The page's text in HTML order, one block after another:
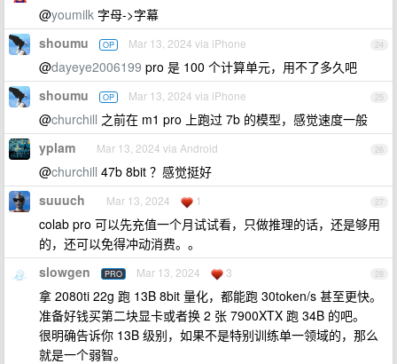
@youmilk 字母->字幕
24
shoumu OP Mar 13, 2024 via iPhone
@dayeye2006199 pro 是 100 个计算单元，用不了多久吧
25
shoumu OP Mar 13, 2024 via iPhone
@churchill 之前在 m1 pro 上跑过 7b 的模型，感觉速度一般
26
yplam Mar 13, 2024 via Android
@churchill 47b 8bit ？感觉挺好
27
suuuch Mar 13, 2024 1
colab pro 可以先充值一个月试试看，只做推理的话，还是够用
的，还可以免得冲动消费。。
28
slowgen PRO Mar 13, 2024 3
拿 2080ti 22g 跑 13B 8bit 量化，都能跑 30token/s 甚至更快。
准备好钱买第二块显卡或者换 2 张 7900XTX 跑 34B 的吧。
很明确告诉你 13B 级别，如果不是特别训练单一领域的，那么
就是一个弱智。